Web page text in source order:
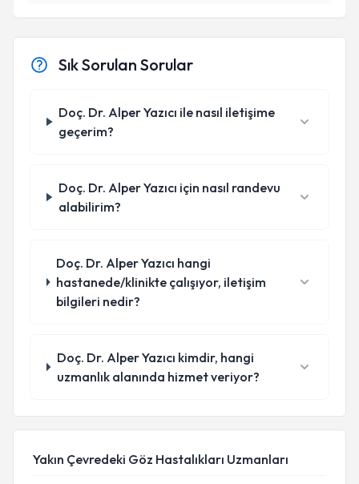
Sık Sorulan Sorular
Doç. Dr. Alper Yazıcı ile nasıl iletişime
geçerim?
Doç. Dr. Alper Yazıcı için nasıl randevu
alabilirim?
Doç. Dr. Alper Yazıcı hangi
hastanede/klinikte çalışıyor, iletişim
bilgileri nedir?
Doç. Dr. Alper Yazıcı kimdir, hangi
uzmanlık alanında hizmet veriyor?
Yakın Çevredeki Göz Hastalıkları Uzmanları